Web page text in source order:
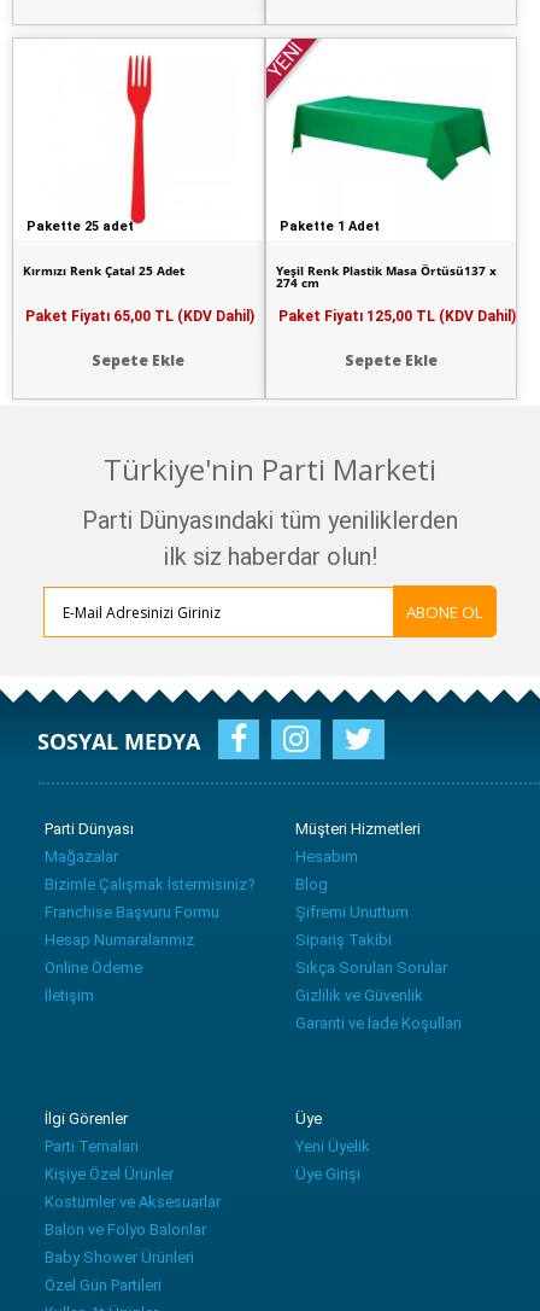
Pakette 25 adet
Kırmızı Renk Çatal 25 Adet
Paket Fiyatı 65,00 TL (KDV Dahil)
Sepete Ekle
Pakette 1 Adet
YENİ
Yeşil Renk Plastik Masa Örtüsü137 x
274 cm
Paket Fiyatı 125,00 TL (KDV Dahil)
Sepete Ekle
Türkiye'nin Parti Marketi
Parti Dünyasındaki tüm yeniliklerden
ilk siz haberdar olun!
ABONE OL
SOSYAL MEDYA
Parti Dünyası
Mağazalar
Bizimle Çalışmak İstermisiniz?
Franchise Başvuru Formu
Hesap Numaralarımız
Online Ödeme
İletişim
Müşteri Hizmetleri
Hesabım
Blog
Şifremi Unuttum
Sipariş Takibi
Sıkça Sorulan Sorular
Gizlilik ve Güvenlik
Garanti ve İade Koşulları
İlgi Görenler
Parti Temaları
Kişiye Özel Ürünler
Kostümler ve Aksesuarlar
Balon ve Folyo Balonlar
Baby Shower Ürünleri
Özel Gün Partileri
Üye
Yeni Üyelik
Üye Girişi